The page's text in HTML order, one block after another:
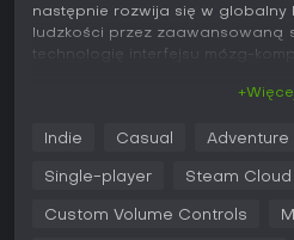
następnie rozwija się w globalny
ludzkości przez zaawansowaną
technologię interfejsu mózg-
rozbudowanej historii
Wybory i kolejne etapy
postacie o różnych historiach.
Indie Casual Adventure
Single-player Steam Cloud
Custom Volume Controls